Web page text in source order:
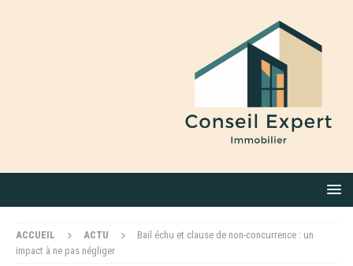
ACCUEIL ACTU
Bail échu et clause de non-concurrence : un
impact à ne pas négliger